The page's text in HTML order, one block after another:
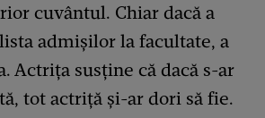
cuvântul. Chiar dacă a
admișilor la facultate, a
Actrița susține că dacă s-ar
tot actriță și-ar dori să fie.